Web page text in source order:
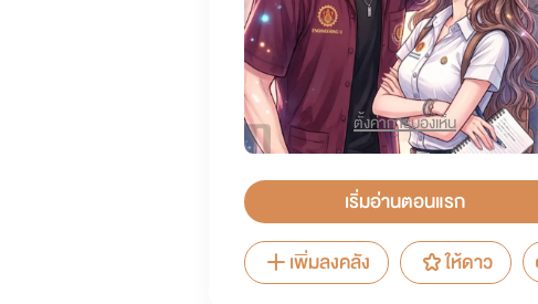
ตั้งค่าการมองเห็น
เริ่มอ่านตอนแรก
เพิ่มลงคลัง
ให้ดาว